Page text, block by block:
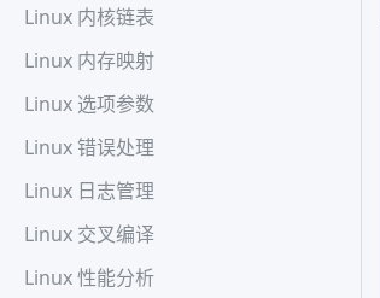
Linux 内核链表
Linux 内存映射
Linux 选项参数
Linux 错误处理
Linux 日志管理
Linux 交叉编译
Linux 性能分析